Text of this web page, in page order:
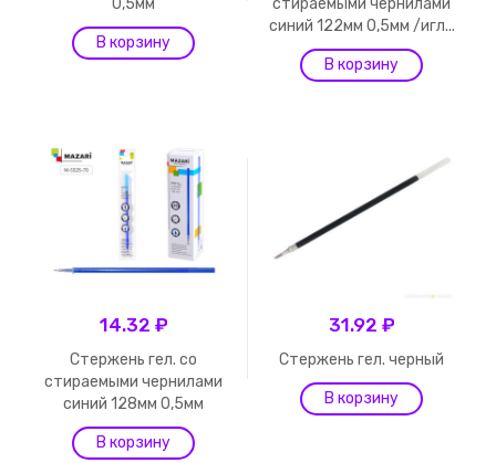
0,5мм
стираемыми чернилами
синий 122мм 0,5мм /игл...
14.32 ₽
Стержень гел. со
стираемыми чернилами
синий 128мм 0,5мм
31.92 ₽
Стержень гел. черный